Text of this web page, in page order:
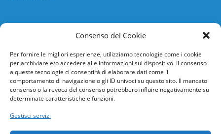
Consenso dei Cookie
Per fornire le migliori esperienze, utilizziamo tecnologie come i cookie
per archiviare e/o accedere alle informazioni sul dispositivo. Il consenso
a queste tecnologie ci consentirà di elaborare dati come il
comportamento di navigazione o gli ID univoci su questo sito. Il mancato
consenso o la revoca del consenso potrebbero influire negativamente su
determinate caratteristiche e funzioni.
Gestisci servizi
Informazioni
Help desk
Guida rapida